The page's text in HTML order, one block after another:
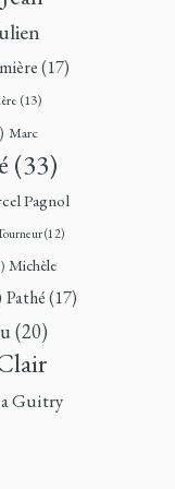
(17)
(13)
Marc
(33)
Pagnol
(12)
Michèle
Pathé(17)
(20)
Guitry